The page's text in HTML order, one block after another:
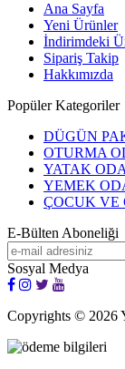
Ana Sayfa
Yeni Ürünler
İndirimdeki
Sipariş Takip
Hakkımızda
Popüler Kategoriler
DÜGÜN
OTURMA
YATAK
YEMEK
ÇOCUK VE
E-Bülten Aboneliği
Sosyal Medya
Copyrights © 2026